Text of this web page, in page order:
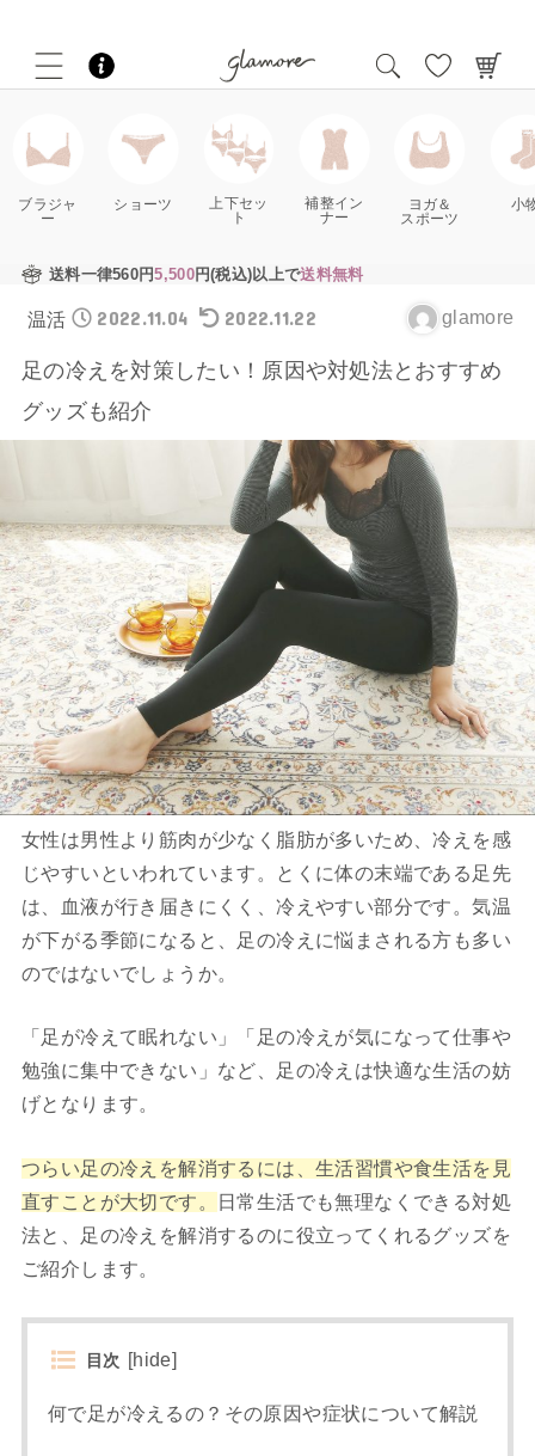
ブラジャ
ー
ショーツ
上下セッ
ト
補整イン
ナー
ヨガ＆
スポーツ
小
送料一律560円5,500円(税込)以上で送料無料
温活 2022.11.04 2022.11.22 glamore
足の冷えを対策したい！原因や対処法とおすすめ
グッズも紹介
女性は男性より筋肉が少なく脂肪が多いため、冷えを感
じやすいといわれています。とくに体の末端である足先
は、血液が行き届きにくく、冷えやすい部分です。気温
が下がる季節になると、足の冷えに悩まされる方も多い
のではないでしょうか。
「足が冷えて眠れない」「足の冷えが気になって仕事や
勉強に集中できない」など、足の冷えは快適な生活の妨
げとなります。
つらい足の冷えを解消するには、生活習慣や食生活を見
直すことが大切です。
日常生活でも無理なくできる対処
法と、足の冷えを解消するのに役立ってくれるグッズを
ご紹介します。
目次 [hide]
何で足が冷えるの？その原因や症状について解説